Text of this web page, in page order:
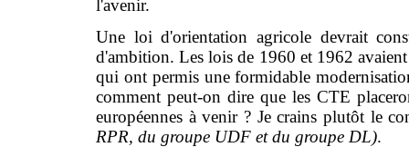
l'avenir.
Une loi d'orientation agricole devrait
d'ambition. Les lois de 1960 et 1962
qui ont permis une formidable
comment peut-on dire que les CTE
européennes à venir ? Je crains plutôt le
RPR, du groupe UDF et du groupe DL).